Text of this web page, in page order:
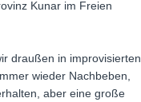
Kunar im Freien
draußen in improvisierten
wieder Nachbeben,
aber eine große